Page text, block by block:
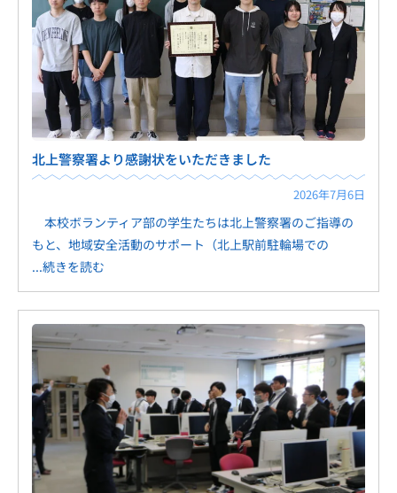
北上警察署より感謝状をいただきました
2026年7月6日
本校ボランティア部の学生たちは北上警察署のご指導の
もと、地域安全活動のサポート（北上駅前駐輪場での
...続きを読む